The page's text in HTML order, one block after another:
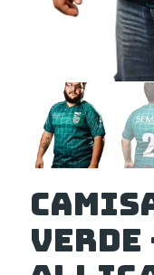
Verde